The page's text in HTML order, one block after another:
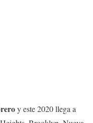
y este 2020 llega a